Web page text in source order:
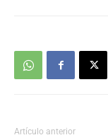
Artículo anterior